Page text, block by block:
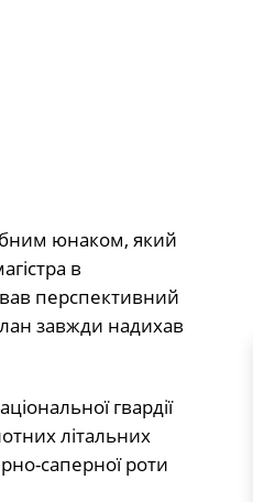
юнаком, який
в
перспективний
завжди надихав
гвардії
літальних
саперної роти